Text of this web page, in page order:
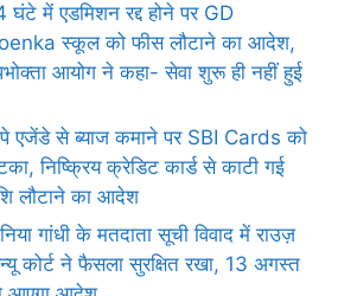
घंटे में एडमिशन रद्द होने पर GD
स्कूल को फीस लौटाने का आदेश,
आयोग ने कहा- सेवा शुरू ही नहीं हुई
एजेंडे से ब्याज कमाने पर SBI Cards को
निष्क्रिय क्रेडिट कार्ड से काटी गई
लौटाने का आदेश
गांधी के मतदाता सूची विवाद में राउज़
कोर्ट ने फैसला सुरक्षित रखा, 13 अगस्त